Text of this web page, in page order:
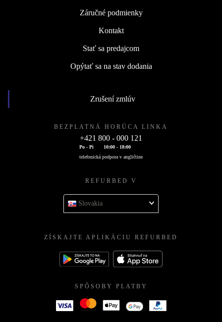
Záručné podmienky
Kontakt
Stať sa predajcom
Opýtať sa na stav dodania
Zrušení zmlúv
BEZPLATNÁ HORÚCA LINKA
+421 800 - 000 121
Po - Pi
10:00 - 18:00
telefonická podpora v angličtine
REFURBED V
Slovakia
ZÍSKAJTE APLIKÁCIU REFURBED
SPÔSOBY PLATBY